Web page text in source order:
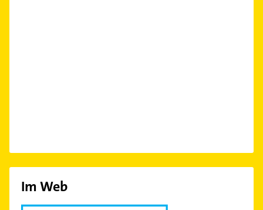
Im Web